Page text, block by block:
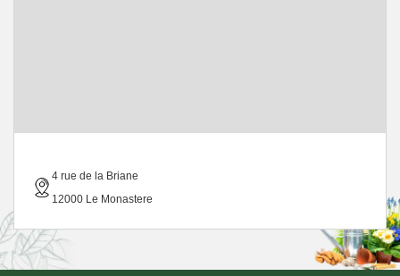
4 rue de la Briane
12000 Le Monastere